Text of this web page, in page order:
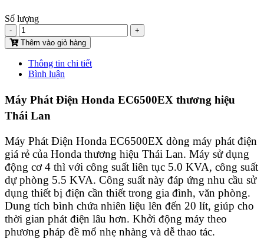
Số lượng
-
+
Thêm vào giỏ hàng
Thông tin chi tiết
Bình luận
Máy Phát Điện Honda EC6500EX thương hiệu
Thái Lan
Máy Phát Điện Honda EC6500EX dòng máy phát điện
giá rẻ của Honda thương hiệu Thái Lan. Máy sử dụng
động cơ 4 thì với công suất liên tục 5.0 KVA, công suất
dự phòng 5.5 KVA. Công suất này đáp ứng nhu cầu sử
dụng thiết bị điện cần thiết trong gia đình, văn phòng.
Dung tích bình chứa nhiên liệu lên đến 20 lít, giúp cho
thời gian phát điện lâu hơn. Khởi động máy theo
phương pháp đề mổ nhẹ nhàng và dễ thao tác.